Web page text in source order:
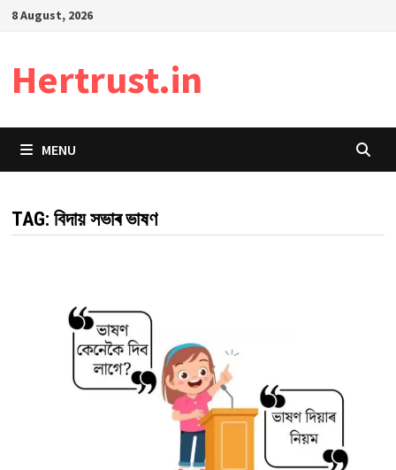
Skip8 August, 2026
Hertrust.in
MENU
TAG: বিদায় সভাৰ ভাষণ